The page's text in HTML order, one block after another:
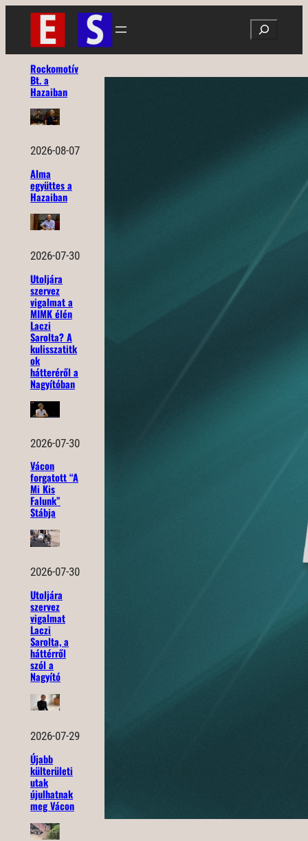
Ugrás
tartalomhoz
Search
Rockomotív
Bt. a
Hazaiban
2026-08-07
Alma
együttes a
Hazaiban
2026-07-30
Utoljára
szervez
vigalmat a
MIMK élén
Laczi
Sarolta? A
kulisszatitk
ok
hátteréről a
Nagyítóban
2026-07-30
Vácon
forgatott “A
Mi Kis
Falunk”
Stábja
2026-07-30
Utoljára
szervez
vigalmat
Laczi
Sarolta, a
háttérről
szól a
Nagyító
2026-07-29
Újabb
külterületi
utak
újulhatnak
meg Vácon